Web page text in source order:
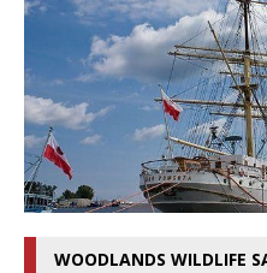
WOODLANDS WILDLIFE